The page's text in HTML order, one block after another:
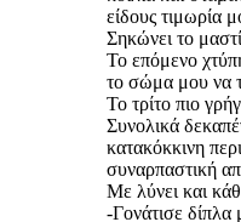
είδους τιμωρία
Σηκώνει το
Το επόμενο
το σώμα μου να
Το τρίτο πιο
Συνολικά
κατακόκκινη
συναρπαστική
Με λύνει και
-Γονάτισε